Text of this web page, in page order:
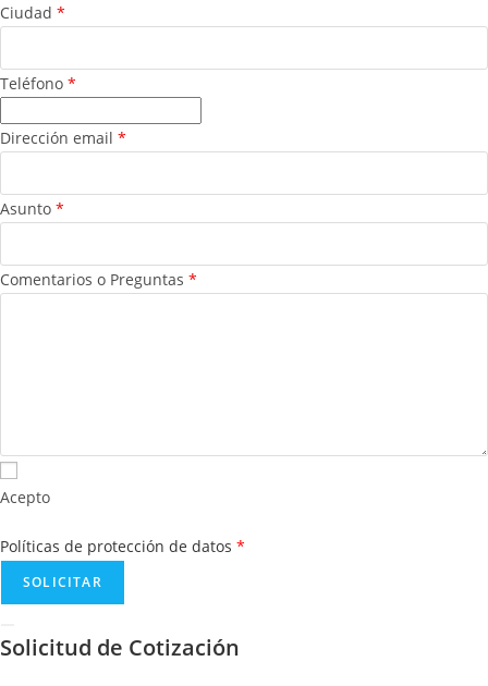
Ciudad *
Teléfono *
Dirección email *
Asunto *
Comentarios o Preguntas *
Acepto
Políticas de protección de datos *
Solicitud de Cotización